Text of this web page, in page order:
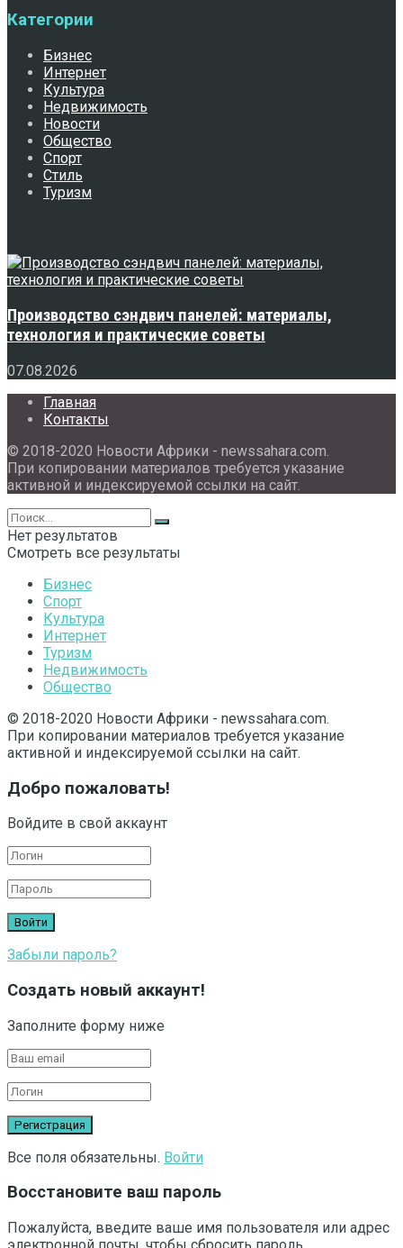
Категории
Бизнес
Интернет
Культура
Недвижимость
Новости
Общество
Спорт
Стиль
Туризм
Производство сэндвич панелей: материалы,
технология и практические советы
07.08.2026
Главная
Контакты
© 2018-2020 Новости Африки - newssahara.com.
При копировании материалов требуется указание
активной и индексируемой ссылки на сайт.
Нет результатов
Смотреть все результаты
Бизнес
Спорт
Культура
Интернет
Туризм
Недвижимость
Общество
© 2018-2020 Новости Африки - newssahara.com.
При копировании материалов требуется указание
активной и индексируемой ссылки на сайт.
Добро пожаловать!
Войдите в свой аккаунт
Забыли пароль?
Создать новый аккаунт!
Заполните форму ниже
Все поля обязательны. Войти
Восстановите ваш пароль
Пожалуйста, введите ваше имя пользователя или адрес